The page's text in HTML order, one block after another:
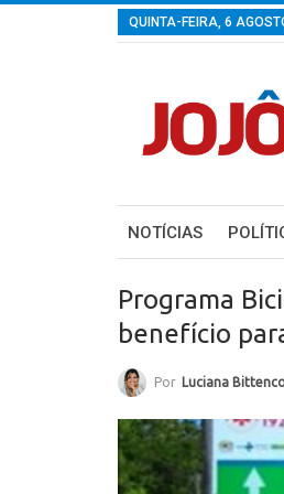
QUINTA-FEIRA, 6
NOTÍCIAS
Programa
benefício
Por Luciana Bittencourt